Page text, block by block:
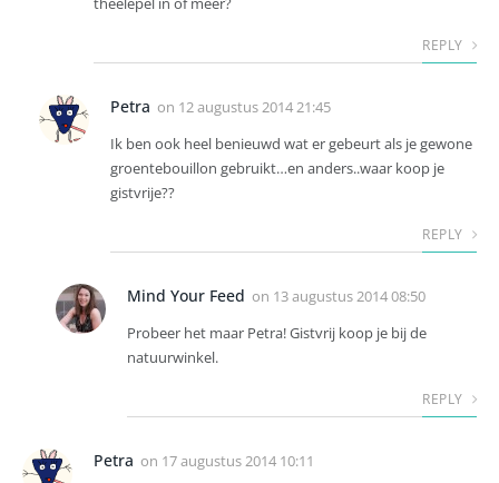
REPLY
Petra on 12 augustus 2014 21:45
Ik ben ook heel benieuwd wat er gebeurt als je gewone
groentebouillon gebruikt…en anders..waar koop je
gistvrije??
REPLY
Mind Your Feed on 13 augustus 2014 08:50
Probeer het maar Petra! Gistvrij koop je bij de
natuurwinkel.
REPLY
Petra on 17 augustus 2014 10:11